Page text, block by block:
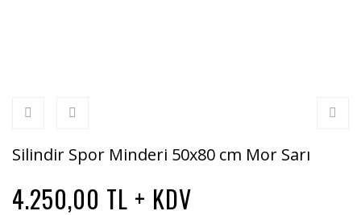
Silindir Spor Minderi 50x80 cm Mor Sarı
4.250,00 TL + KDV